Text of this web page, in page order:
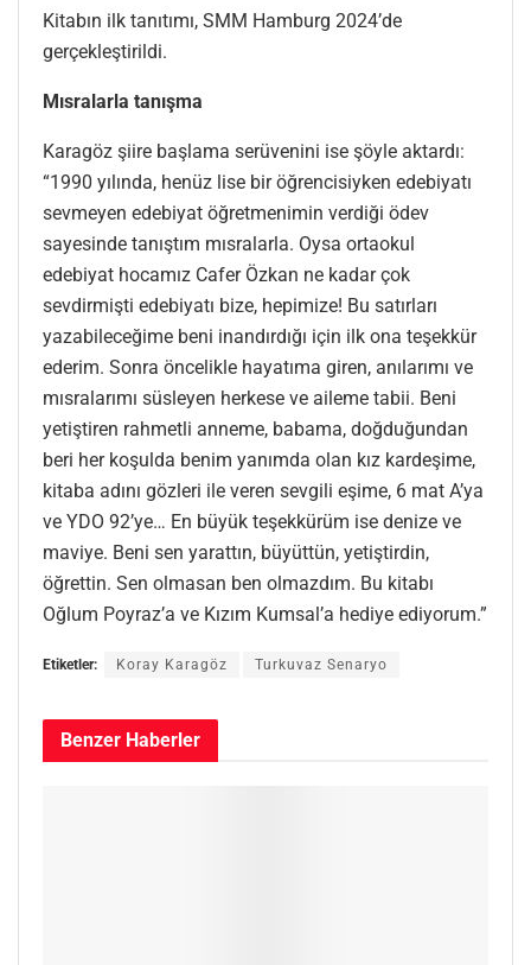
Kitabın ilk tanıtımı, SMM Hamburg 2024’de
gerçekleştirildi.
Mısralarla tanışma
Karagöz şiire başlama serüvenini ise şöyle aktardı:
“1990 yılında, henüz lise bir öğrencisiyken edebiyatı
sevmeyen edebiyat öğretmenimin verdiği ödev
sayesinde tanıştım mısralarla. Oysa ortaokul
edebiyat hocamız Cafer Özkan ne kadar çok
sevdirmişti edebiyatı bize, hepimize! Bu satırları
yazabileceğime beni inandırdığı için ilk ona teşekkür
ederim. Sonra öncelikle hayatıma giren, anılarımı ve
mısralarımı süsleyen herkese ve aileme tabii. Beni
yetiştiren rahmetli anneme, babama, doğduğundan
beri her koşulda benim yanımda olan kız kardeşime,
kitaba adını gözleri ile veren sevgili eşime, 6 mat A’ya
ve YDO 92’ye… En büyük teşekkürüm ise denize ve
maviye. Beni sen yarattın, büyüttün, yetiştirdin,
öğrettin. Sen olmasan ben olmazdım. Bu kitabı
Oğlum Poyraz’a ve Kızım Kumsal’a hediye ediyorum.”
Etiketler: Koray Karagöz Turkuvaz Senaryo
Benzer Haberler